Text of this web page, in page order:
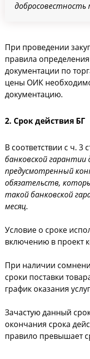
добросовестность
При проведении
правила
документации по
цены ОИК
документацию.
2. Срок действия БГ
В соответствии с ч. 3
банковской
предусмотренный
обязательств,
такой банковской
месяц.
Условие о сроке
включению в проект
При наличии
сроки поставки
график оказания
Зачастую данный
окончания срока
правило превышает